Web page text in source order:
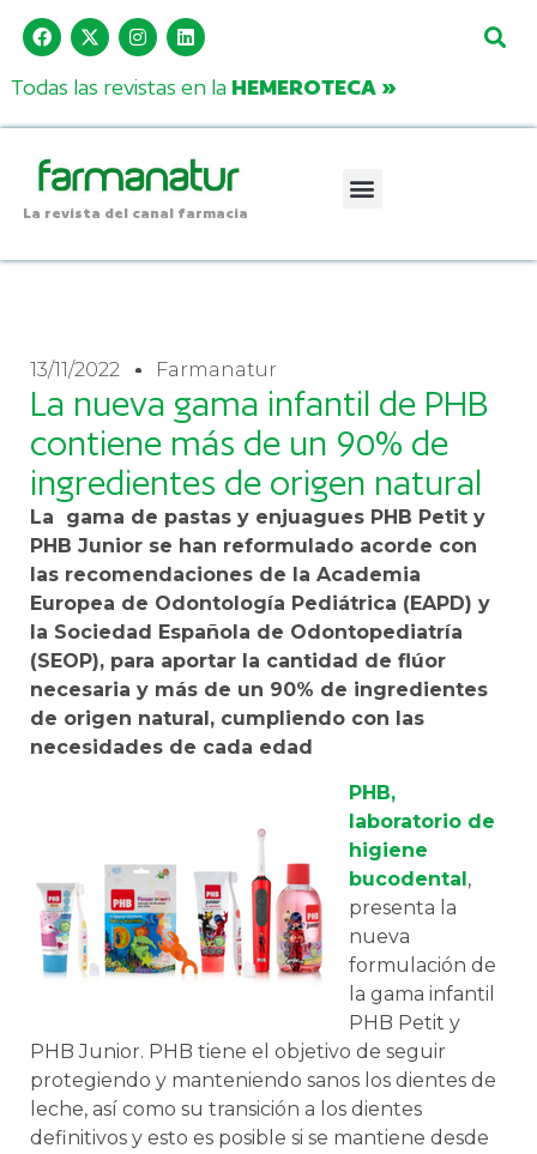
Todas las revistas en la HEMEROTECA »
La revista del canal farmacia
13/11/2022 Farmanatur
La nueva gama infantil de PHB
contiene más de un 90% de
ingredientes de origen natural
La gama de pastas y enjuagues PHB Petit y
PHB Junior se han reformulado acorde con
las recomendaciones de la Academia
Europea de Odontología Pediátrica (EAPD) y
la Sociedad Española de Odontopediatría
(SEOP), para aportar la cantidad de flúor
necesaria y más de un 90% de ingredientes
de origen natural, cumpliendo con las
necesidades de cada edad
PHB,
laboratorio de
higiene
bucodental,
presenta la
nueva
formulación de
la gama infantil
PHB Petit y
PHB Junior. PHB tiene el objetivo de seguir
protegiendo y manteniendo sanos los dientes de
leche, así como su transición a los dientes
definitivos y esto es posible si se mantiene desde